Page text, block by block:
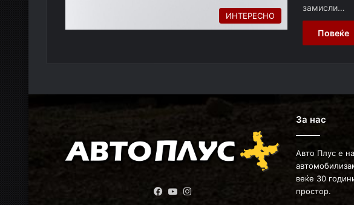
ИНТЕРЕСНО
замисли…
Повеќе
Facebook
YouTube
За нас
Авто Плус е
веќе 30
простор.